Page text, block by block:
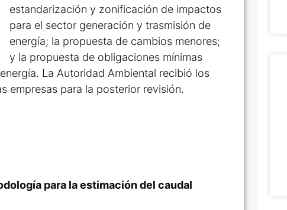
estandarización y zonificación de impactos
para el sector generación y trasmisión de
energía; la propuesta de cambios menores;
y la propuesta de obligaciones mínimas
La Autoridad Ambiental recibió los
empresas para la posterior revisión.
para la estimación del caudal